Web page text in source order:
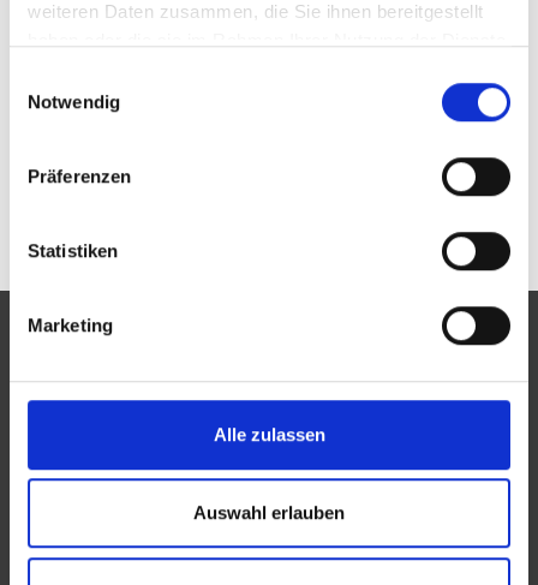
weiteren Daten zusammen, die Sie ihnen bereitgestellt
Notwendig
Präferenzen
Statistiken
Marketing
Alle zulassen
Auswahl erlauben
allgemeinen Suche.
Eine Aktion des Zentralverbandes der Augenoptiker und
Der ZVA ist ein Bundesinnungsverband, seine Mitglieder
sind die Landesinnungsverbände und Landesinnungen
des Augenoptikerhandwerks.